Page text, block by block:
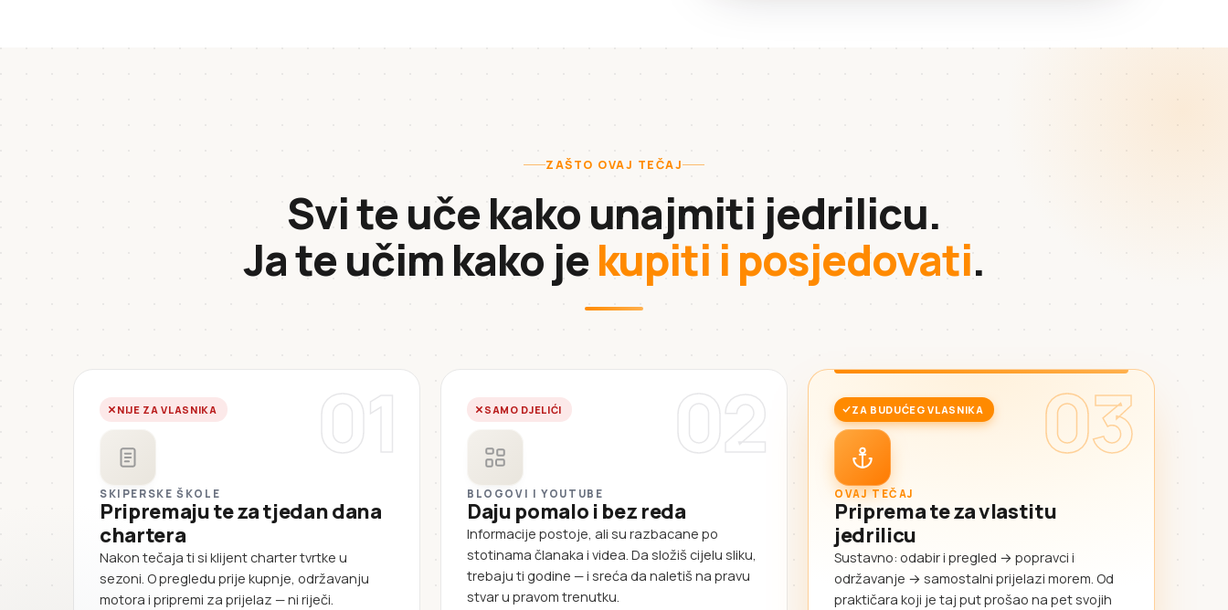
ZAŠTO OVAJ TEČAJ
Svi te uče kako unajmiti jedrilicu.
Ja te učim kako jekupiti i posjedovati.
01
NIJE ZA VLASNIKA
SKIPERSKE ŠKOLE
Pripremaju te za tjedan dana
chartera
Nakon tečaja ti si klijent charter tvrtke u
sezoni. O pregledu prije kupnje, održavanju
motora i pripremi za prijelaz — ni riječi.
02
SAMO DJELIĆI
BLOGOVI I YOUTUBE
Daju pomalo i bez reda
Informacije postoje, ali su razbacane po
stotinama članaka i videa. Da složiš cijelu sliku,
trebaju ti godine — i sreća da naletiš na pravu
stvar u pravom trenutku.
03
ZA BUDUĆEG VLASNIKA
OVAJ TEČAJ
Priprema te za vlastitu
jedrilicu
Sustavno: odabir i pregled → popravci i
održavanje → samostalni prijelazi morem. Od
praktičara koji je taj put prošao na pet svojih